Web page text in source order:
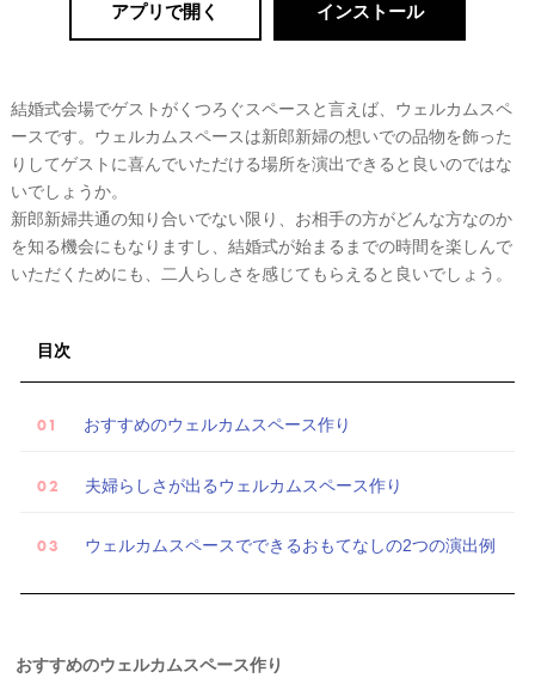
アプリで開く インストール
結婚式会場でゲストがくつろぐスペースと言えば、ウェルカムスペ
ースです。ウェルカムスペースは新郎新婦の想いでの品物を飾った
りしてゲストに喜んでいただける場所を演出できると良いのではな
いでしょうか。
新郎新婦共通の知り合いでない限り、お相手の方がどんな方なのか
を知る機会にもなりますし、結婚式が始まるまでの時間を楽しんで
いただくためにも、二人らしさを感じてもらえると良いでしょう。
目次
おすすめのウェルカムスペース作り
夫婦らしさが出るウェルカムスペース作り
ウェルカムスペースでできるおもてなしの2つの演出例
おすすめのウェルカムスペース作り
ゾ
ー
ト